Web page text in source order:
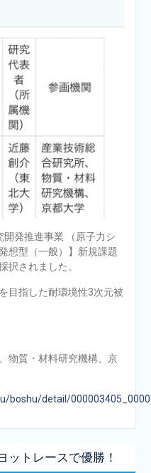
発推進事業 （原子力シ
想型（一般）】新規課題
択されました。
目指した耐環境性3次元被
物質・材料研究機構、京
boshu/detail/
ットレースで優勝！